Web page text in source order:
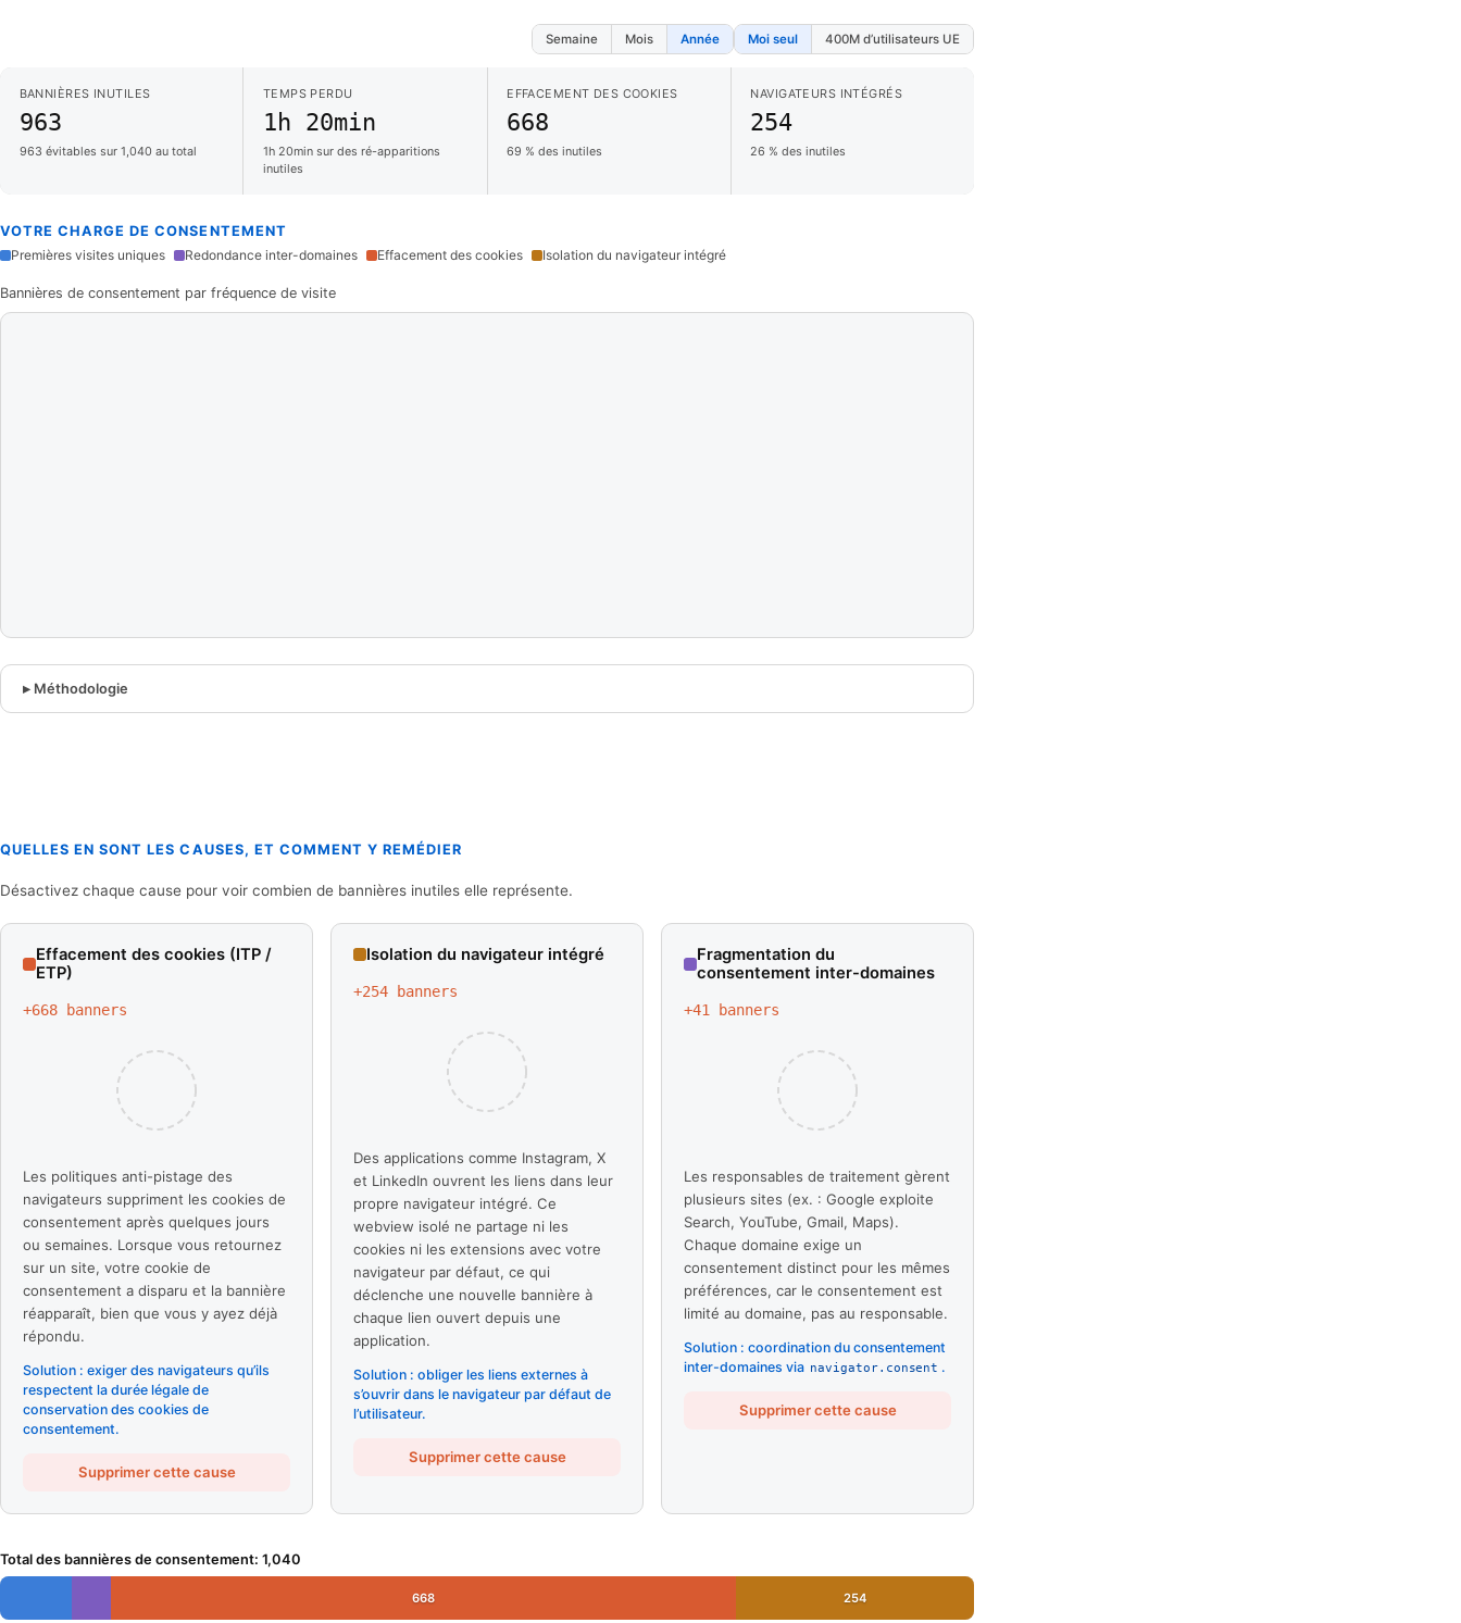
Semaine Mois Année Moi seul 400M d’utilisateurs UE
BANNIÈRES INUTILES
963
963 évitables sur 1,040 au total
TEMPS PERDU
1h 20min
1h 20min sur des ré-apparitions
inutiles
EFFACEMENT DES COOKIES
668
69 % des inutiles
NAVIGATEURS INTÉGRÉS
254
26 % des inutiles
VOTRE CHARGE DE CONSENTEMENT
Premières visites uniques
Redondance inter-domaines Effacement des cookies Isolation du navigateur intégré
Bannières de consentement par fréquence de visite
Méthodologie
QUELLES EN SONT LES CAUSES, ET COMMENT Y REMÉDIER
Désactivez chaque cause pour voir combien de bannières inutiles elle représente.
Effacement des cookies (ITP /
ETP)
+668 banners
Les politiques anti-pistage des
navigateurs suppriment les cookies de
consentement après quelques jours
ou semaines. Lorsque vous retournez
sur un site, votre cookie de
consentement a disparu et la bannière
réapparaît, bien que vous y ayez déjà
répondu.
Solution : exiger des navigateurs qu’ils
respectent la durée légale de
conservation des cookies de
consentement.
Supprimer cette cause
Isolation du navigateur intégré
+254 banners
Des applications comme Instagram, X
et LinkedIn ouvrent les liens dans leur
propre navigateur intégré. Ce
webview isolé ne partage ni les
cookies ni les extensions avec votre
navigateur par défaut, ce qui
déclenche une nouvelle bannière à
chaque lien ouvert depuis une
application.
Solution : obliger les liens externes à
s’ouvrir dans le navigateur par défaut de
l’utilisateur.
Supprimer cette cause
Fragmentation du
consentement inter-domaines
+41 banners
Les responsables de traitement gèrent
plusieurs sites (ex. : Google exploite
Search, YouTube, Gmail, Maps).
Chaque domaine exige un
consentement distinct pour les mêmes
préférences, car le consentement est
limité au domaine, pas au responsable.
Solution : coordination du consentement
inter-domaines via navigator.consent .
Supprimer cette cause
Total des bannières de consentement: 1,040
668 254